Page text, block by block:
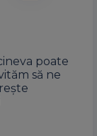
poate
să ne